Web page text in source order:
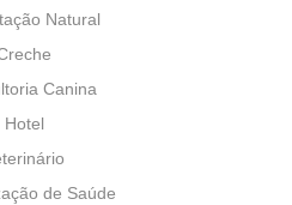
Natural
Canina
Hotel
de Saúde